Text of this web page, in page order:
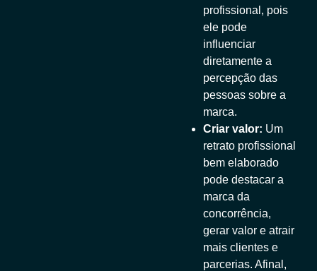
profissional, pois
ele pode
influenciar
diretamente a
percepção das
pessoas sobre a
marca.
Criar valor: Um
retrato profissional
bem elaborado
pode destacar a
marca da
concorrência,
gerar valor e atrair
mais clientes e
parcerias. Afinal,